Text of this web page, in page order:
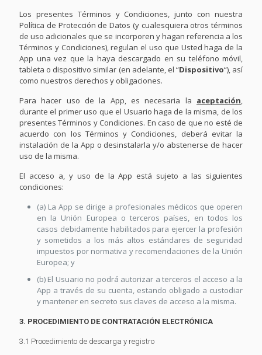
Los presentes Términos y Condiciones, junto con nuestra
Política de Protección de Datos (y cualesquiera otros términos
de uso adicionales que se incorporen y hagan referencia a los
Términos y Condiciones), regulan el uso que Usted haga de la
App una vez que la haya descargado en su teléfono móvil,
tableta o dispositivo similar (en adelante, el “Dispositivo“), así
como nuestros derechos y obligaciones.
Para hacer uso de la App, es necesaria la aceptación,
durante el primer uso que el Usuario haga de la misma, de los
presentes Términos y Condiciones. En caso de que no esté de
acuerdo con los Términos y Condiciones, deberá evitar la
instalación de la App o desinstalarla y/o abstenerse de hacer
uso de la misma.
El acceso a, y uso de la App está sujeto a las siguientes
condiciones:
(a) La App se dirige a profesionales médicos que operen
en la Unión Europea o terceros países, en todos los
casos debidamente habilitados para ejercer la profesión
y sometidos a los más altos estándares de seguridad
impuestos por normativa y recomendaciones de la Unión
Europea; y
(b) El Usuario no podrá autorizar a terceros el acceso a la
App a través de su cuenta, estando obligado a custodiar
y mantener en secreto sus claves de acceso a la misma.
3. PROCEDIMIENTO DE CONTRATACIÓN ELECTRÓNICA
3.1 Procedimiento de descarga y registro